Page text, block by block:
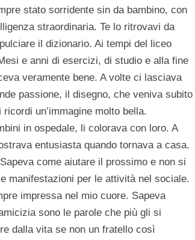
stato sorridente sin da bambino, con
straordinaria. Te lo ritrovavi da
il dizionario. Ai tempi del liceo
e anni di esercizi, di studio e alla fine
veramente bene. A volte ci lasciava
passione, il disegno, che veniva subito
un’immagine molto bella.
in ospedale, li colorava con loro. A
entusiasta quando tornava a casa.
come aiutare il prossimo e non si
manifestazioni per le attività nel sociale.
impressa nel mio cuore. Sapeva
sono le parole che più gli si
dalla vita se non un fratello così